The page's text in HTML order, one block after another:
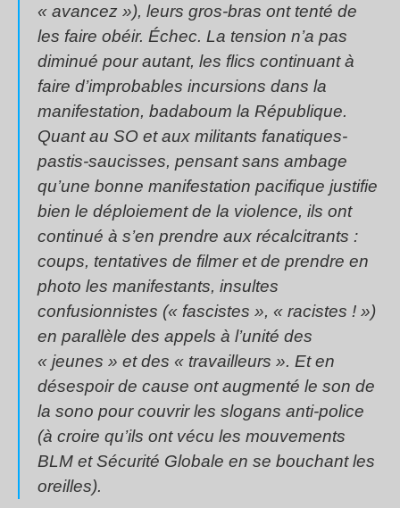
« avancez »), leurs gros-bras ont tenté de
les faire obéir. Échec. La tension n’a pas
diminué pour autant, les flics continuant à
faire d’improbables incursions dans la
manifestation, badaboum la République.
Quant au SO et aux militants fanatiques-
pastis-saucisses, pensant sans ambage
qu’une bonne manifestation pacifique justifie
bien le déploiement de la violence, ils ont
continué à s’en prendre aux récalcitrants :
coups, tentatives de filmer et de prendre en
photo les manifestants, insultes
confusionnistes (« fascistes », « racistes ! »)
en parallèle des appels à l’unité des
« jeunes » et des « travailleurs ». Et en
désespoir de cause ont augmenté le son de
la sono pour couvrir les slogans anti-police
(à croire qu’ils ont vécu les mouvements
BLM et Sécurité Globale en se bouchant les
oreilles).